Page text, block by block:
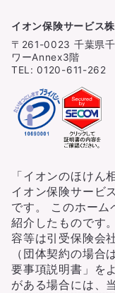
イオン保険サービス
〒261-0023 千葉県
ワーAnnex3階
TEL: 0120-611-262
「イオンのほけん
イオン保険サービ
です。 このホーム
紹介したものです
容等は引受保険会
（団体契約の場合
要事項説明書」を
がある場合には、